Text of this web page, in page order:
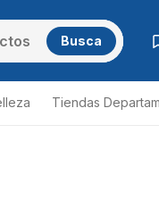
Busca
Tiendas